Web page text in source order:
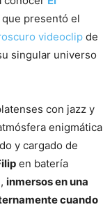
presentó el
videoclip de
singular universo
con jazz y
enigmática
y cargado de
en batería
inmersos en una
cuando